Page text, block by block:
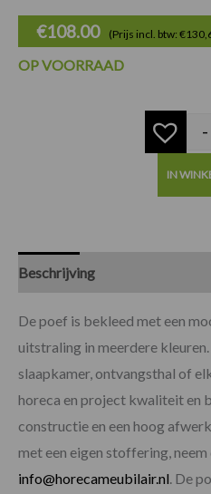
€108.00 (Prijs incl. btw:
OP VOORRAAD
-
IN
Beschrijving
De poef is bekleed met een
uitstraling in meerdere
slaapkamer, ontvangsthal of
horeca en project kwaliteit en
constructie en een hoog
met een eigen stoffering,
info@horecameubilair.nl . De